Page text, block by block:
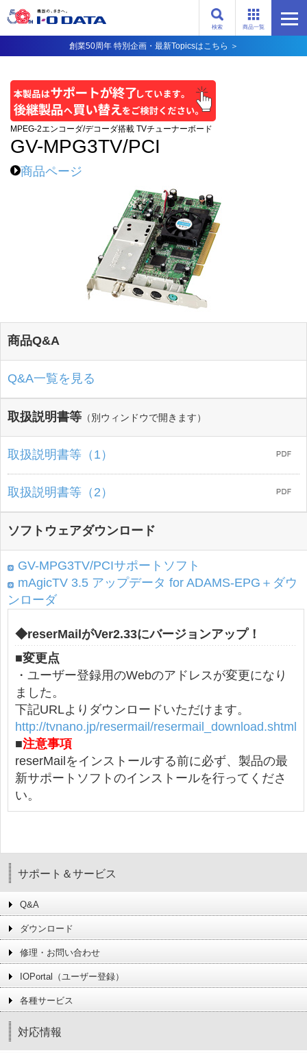
商品一覧
検索
創業50周年 特別企画・最新Topicsはこちら ＞
MPEG-2エンコーダ/デコーダ搭載 TVチューナーボード
GV-MPG3TV/PCI
商品ページ
商品Q&A
Q&A一覧を見る
取扱説明書等 （別ウィンドウで開きます）
取扱説明書等（1）
取扱説明書等（2）
ソフトウェアダウンロード
GV-MPG3TV/PCIサポートソフト
mAgicTV 3.5 アップデータ for ADAMS-EPG＋ダウ
ンローダ
◆reserMailがVer2.33にバージョンアップ！
■変更点
・ユーザー登録用のWebのアドレスが変更になり
ました。
下記URLよりダウンロードいただけます。
http://tvnano.jp/resermail/resermail_download.shtml
■注意事項
reserMailをインストールする前に必ず、製品の最
新サポートソフトのインストールを行ってくださ
い。
サポート＆サービス
Q&A
ダウンロード
修理・お問い合わせ
IOPortal（ユーザー登録）
各種サービス
対応情報